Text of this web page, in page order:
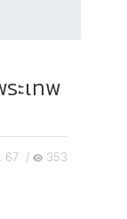
ะเทพ
67 / 353